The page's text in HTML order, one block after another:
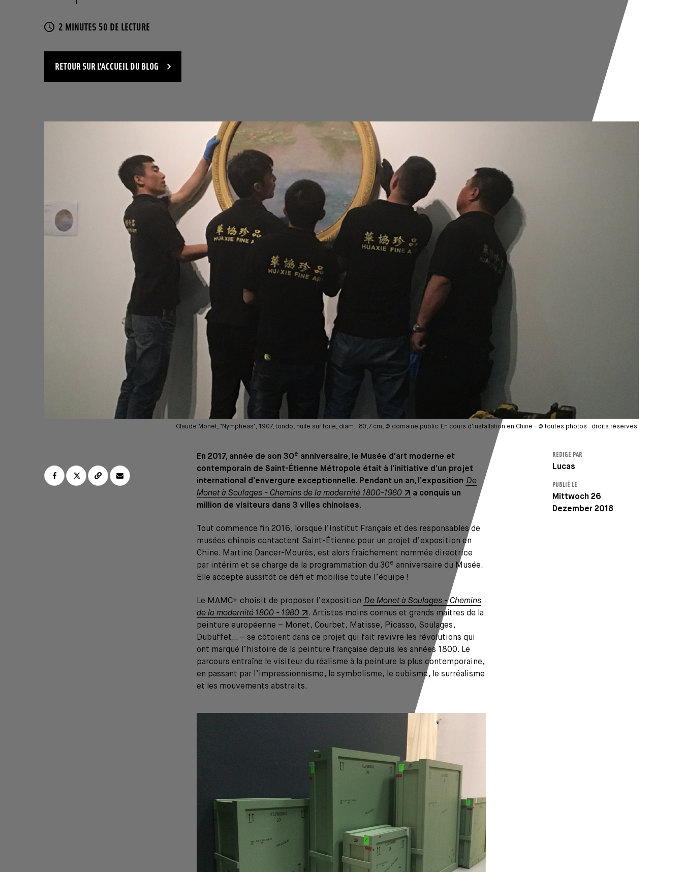
TEMPS DE LECTURES
2 MINUTES 50 DE LECTURE
RETOUR SUR L'ACCUEIL DU BLOG
Claude Monet, "Nympheas", 1907, tondo, huile sur toile, diam. : 80,7 cm, © domaine public. En cours d'installation en Chine - © toutes photos : droits réservés.
RÉDIGÉ PAR
Auteur
Lucas
PUBLIÉ LE
Mittwoch 26
Dezember 2018
En 2017, année de son 30e anniversaire, le Musée d’art moderne et
contemporain de Saint-Étienne Métropole était à l’initiative d’un projet
international d’envergure exceptionnelle. Pendant un an, l’exposition De
Monet à Soulages - Chemins de la modernité 1800-1980
a conquis un
million de visiteurs dans 3 villes chinoises.
Tout commence fin 2016, lorsque l’Institut Français et des responsables de
musées chinois contactent Saint-Étienne pour un projet d’exposition en
Chine. Martine Dancer-Mourès, est alors fraîchement nommée directrice
par intérim et se charge de la programmation du 30e anniversaire du Musée.
Elle accepte aussitôt ce défi et mobilise toute l’équipe !
Le MAMC+ choisit de proposer l’exposition De Monet à Soulages - Chemins
de la modernité 1800 - 1980
. Artistes moins connus et grands maîtres de la
peinture européenne – Monet, Courbet, Matisse, Picasso, Soulages,
Dubuffet… – se côtoient dans ce projet qui fait revivre les révolutions qui
ont marqué l’histoire de la peinture française depuis les années 1800. Le
parcours entraîne le visiteur du réalisme à la peinture la plus contemporaine,
en passant par l’impressionnisme, le symbolisme, le cubisme, le surréalisme
et les mouvements abstraits.